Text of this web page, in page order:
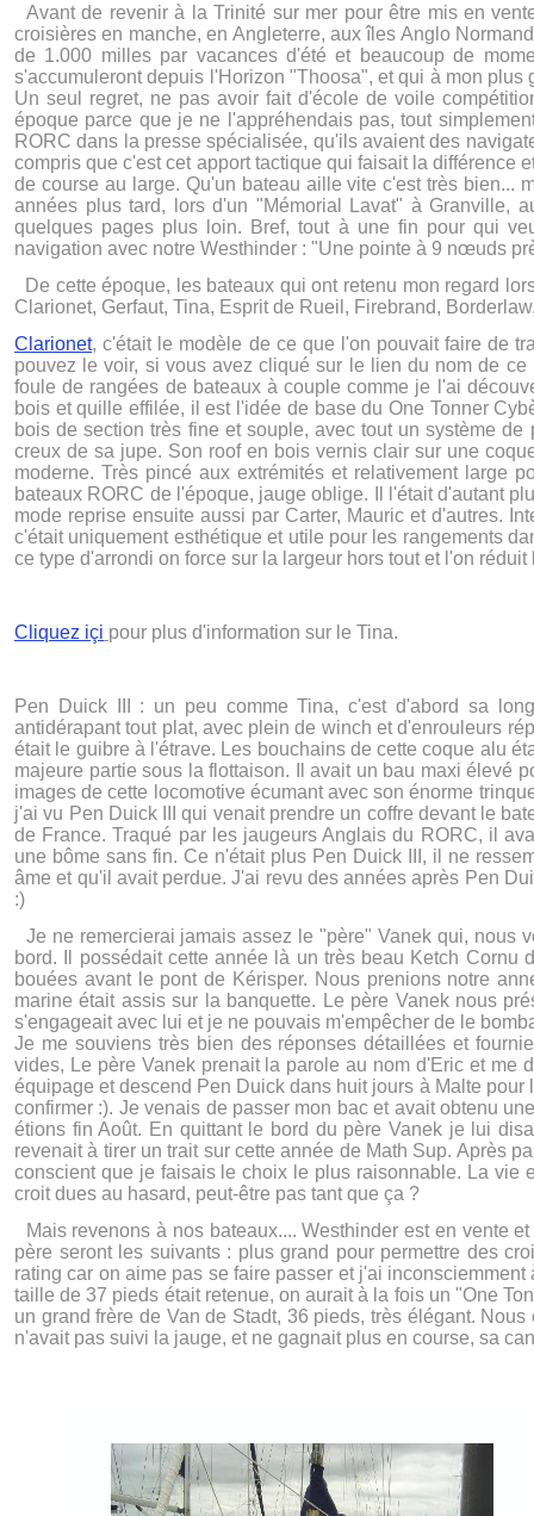
Avant de revenir à la Trinité sur mer pour être mis en
croisières en manche, en Angleterre, aux îles Anglo
de 1.000 milles par vacances d'été et beaucoup de
s'accumuleront depuis l'Horizon "Thoosa", et qui à mon
Un seul regret, ne pas avoir fait d'école de voile
époque parce que je ne l'appréhendais pas, tout
RORC dans la presse spécialisée, qu'ils avaient des
compris que c'est cet apport tactique qui faisait la différence
de course au large. Qu'un bateau aille vite c'est très bien...
années plus tard, lors d'un "Mémorial Lavat" à Granville,
quelques pages plus loin. Bref, tout à une fin pour qui
navigation avec notre Westhinder : "Une pointe à 9 nœuds
De cette époque, les bateaux qui ont retenu mon regard
Clarionet, Gerfaut, Tina, Esprit de Rueil, Firebrand,
Clarionet, c'était le modèle de ce que l'on pouvait faire de
pouvez le voir, si vous avez cliqué sur le lien du nom de
foule de rangées de bateaux à couple comme je l'ai
bois et quille effilée, il est l'idée de base du One Tonner
bois de section très fine et souple, avec tout un système
creux de sa jupe. Son roof en bois vernis clair sur une
moderne. Très pincé aux extrémités et relativement large
bateaux RORC de l'époque, jauge oblige. Il l'était d'autant
mode reprise ensuite aussi par Carter, Mauric et d'autres.
c'était uniquement esthétique et utile pour les rangements
ce type d'arrondi on force sur la largeur hors tout et l'on
Cliquez içi pour plus d'information sur le Tina.
Pen Duick III : un peu comme Tina, c'est d'abord sa
antidérapant tout plat, avec plein de winch et d'enrouleurs
était le guibre à l'étrave. Les bouchains de cette coque alu
majeure partie sous la flottaison. Il avait un bau maxi élevé
images de cette locomotive écumant avec son énorme
j'ai vu Pen Duick III qui venait prendre un coffre devant le
de France. Traqué par les jaugeurs Anglais du RORC, il
une bôme sans fin. Ce n'était plus Pen Duick III, il ne
âme et qu'il avait perdue. J'ai revu des années après Pen
:)
Je ne remercierai jamais assez le "père" Vanek qui, nous
bord. Il possédait cette année là un très beau Ketch
bouées avant le pont de Kérisper. Nous prenions notre
marine était assis sur la banquette. Le père Vanek nous
s'engageait avec lui et je ne pouvais m'empêcher de le
Je me souviens très bien des réponses détaillées et
vides, Le père Vanek prenait la parole au nom d'Eric et me
équipage et descend Pen Duick dans huit jours à Malte
confirmer :). Je venais de passer mon bac et avait obtenu
étions fin Août. En quittant le bord du père Vanek je lui
revenait à tirer un trait sur cette année de Math Sup. Après
conscient que je faisais le choix le plus raisonnable. La vie
croit dues au hasard, peut-être pas tant que ça ?
Mais revenons à nos bateaux.... Westhinder est en vente
père seront les suivants : plus grand pour permettre des
rating car on aime pas se faire passer et j'ai
taille de 37 pieds était retenue, on aurait à la fois un "One
un grand frère de Van de Stadt, 36 pieds, très élégant.
n'avait pas suivi la jauge, et ne gagnait plus en course, sa